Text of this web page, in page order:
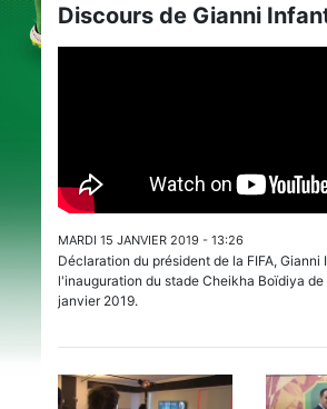
Discours de Gianni
MARDI 15 JANVIER 2019 - 13:26
Déclaration du président de la FIFA, Gianni
l'inauguration du stade Cheikha Boïdiya
janvier 2019.